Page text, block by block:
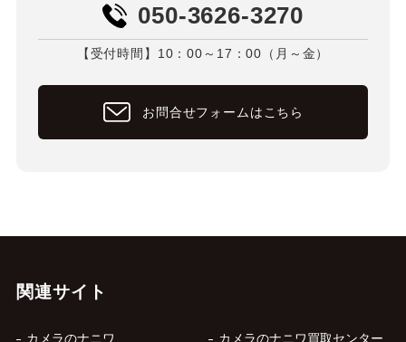
050-3626-3270
【受付時間】10：00～17：00（月～金）
お問合せフォームはこちら
関連サイト
カメラのナニワ カメラのナニワ買取センター